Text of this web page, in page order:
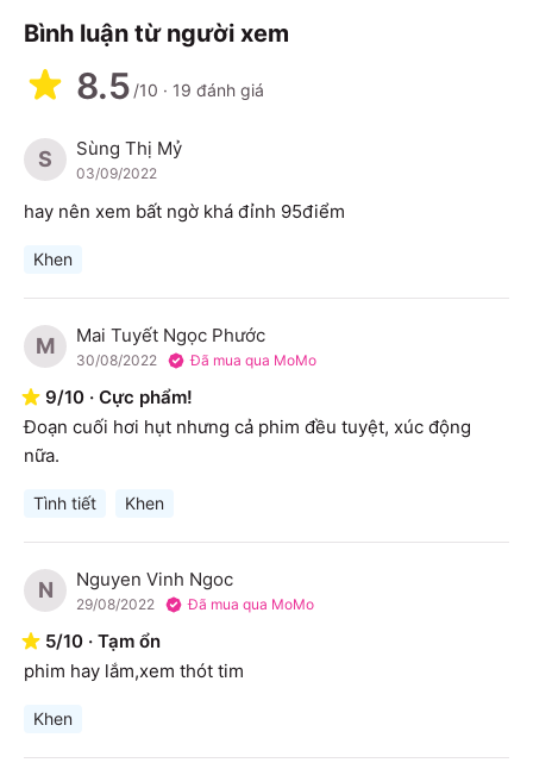
Bình luận từ người xem
8.5 /10 · 19 đánh giá
S Sùng Thị Mỷ
03/09/2022
hay nên xem bất ngờ khá đỉnh 95điểm
Khen
M Mai Tuyết Ngọc Phước
30/08/2022 Đã mua qua MoMo
9/10 · Cực phẩm!
Đoạn cuối hơi hụt nhưng cả phim đều tuyệt, xúc động
nữa.
Tình tiết Khen
N Nguyen Vinh Ngoc
29/08/2022 Đã mua qua MoMo
5/10 · Tạm ổn
phim hay lắm,xem thót tim
Khen